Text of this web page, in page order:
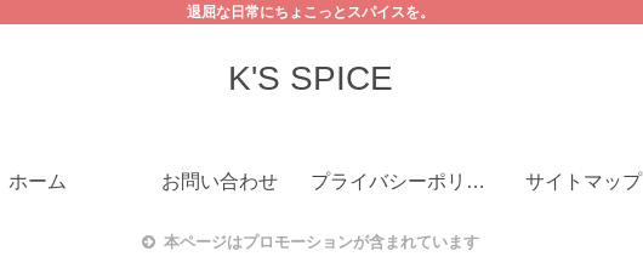
退屈な日常にちょこっとスパイスを。
K'S SPICE
ホーム お問い合わせ プライバシーポリシー サイトマップ
本ページはプロモーションが含まれています